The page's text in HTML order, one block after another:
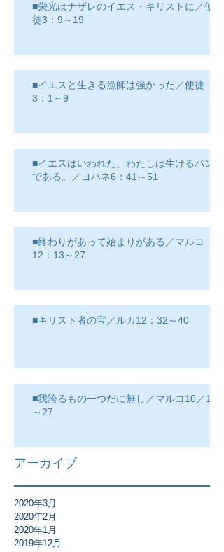
■栄光はナザレのイエス・キリストに／使
徒3：9～19
■イエスと生きる漁師は強かった／使徒
3：1～9
■イエスはいわれた、わたしは生けるパン
である。／ヨハネ6：41～51
■終わりがあって始まりがある／マルコ
12：13～27
■キリスト者の宝／ルカ12：32～40
■我誇るもの一つだに無し／マルコ10／17
～27
アーカイブ
2020年3月
2020年2月
2020年1月
2019年12月